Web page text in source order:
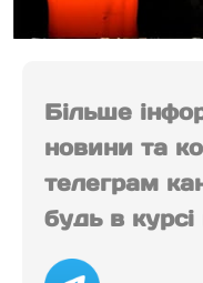
Більше
новини та
телеграм
будь в курсі